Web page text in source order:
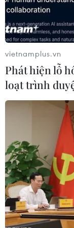
kết quả của kỳ
Đoàn Việt Nam
Kết thúc kỳ
Thứ trưởng
chung, thông
vietnamplus.vn
Phát hiện lỗ
loạt trình